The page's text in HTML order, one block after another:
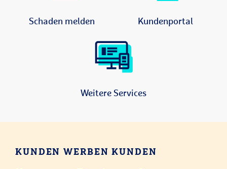
Schaden melden Kundenportal
Weitere Services
KUNDEN WERBEN KUNDEN